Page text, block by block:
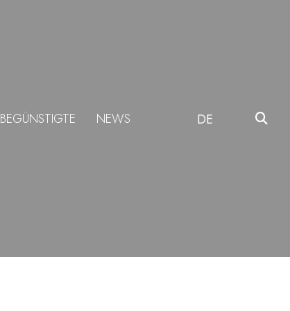
BEGÜNSTIGTE NEWS DE